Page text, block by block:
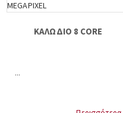
ΚΑΛΩΔΙΟ 8 CORE
...